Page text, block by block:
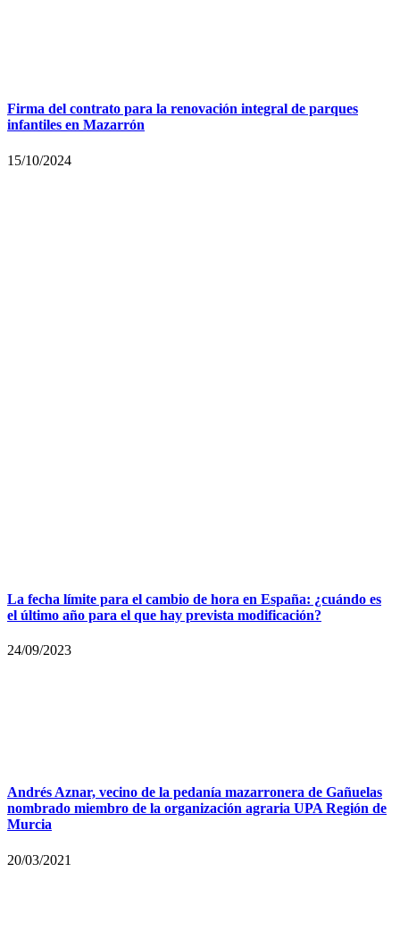
Firma del contrato para la renovación integral de parques
infantiles en Mazarrón
15/10/2024
La fecha límite para el cambio de hora en España: ¿cuándo es
el último año para el que hay prevista modificación?
24/09/2023
Andrés Aznar, vecino de la pedanía mazarronera de Gañuelas
nombrado miembro de la organización agraria UPA Región de
Murcia
20/03/2021